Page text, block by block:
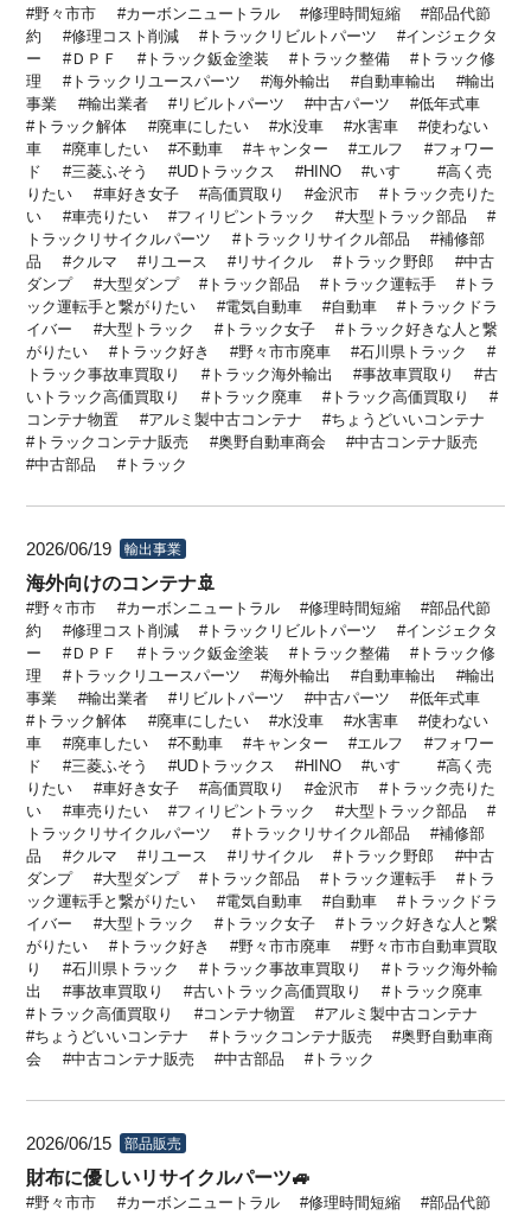
野々市市 カーボンニュートラル 修理時間短縮
部品代節
約
修理コスト削減 トラックリビルトパーツ
インジェクタ
ー
ＤＰＦ トラック鈑金塗装 トラック整備
トラック修
理
トラックリユースパーツ 海外輸出 自動車輸出
輸出
事業
輸出業者 リビルトパーツ 中古パーツ
低年式車
トラック解体
廃車にしたい 水没車 水害車
使わない
車
廃車したい 不動車 キャンター エルフ
フォワー
ド
三菱ふそう UDトラックス HINO いすゞ
高く売
りたい
車好き女子 高価買取り 金沢市
トラック売りた
い
車売りたい フィリピントラック
大型トラック部品
トラックリサイクルパーツ
トラックリサイクル部品
補修部
品
クルマ リユース リサイクル トラック野郎
中古
ダンプ
大型ダンプ トラック部品 トラック運転手
トラ
ック運転手と繋がりたい
電気自動車 自動車
トラックドラ
イバー
大型トラック トラック女子
トラック好きな人と繋
がりたい
トラック好き 野々市市廃車
石川県トラック
トラック事故車買取り
トラック海外輸出 事故車買取り
古
いトラック高価買取り
トラック廃車
トラック高価買取り
コンテナ物置
アルミ製中古コンテナ
ちょうどいいコンテナ
トラックコンテナ販売
奥野自動車商会
中古コンテナ販売
中古部品
トラック
2026/06/19 輸出事業
海外向けのコンテナ🚢
野々市市 カーボンニュートラル 修理時間短縮
部品代節
約
修理コスト削減 トラックリビルトパーツ
インジェクタ
ー
ＤＰＦ トラック鈑金塗装 トラック整備
トラック修
理
トラックリユースパーツ 海外輸出 自動車輸出
輸出
事業
輸出業者 リビルトパーツ 中古パーツ
低年式車
トラック解体
廃車にしたい 水没車 水害車
使わない
車
廃車したい 不動車 キャンター エルフ
フォワー
ド
三菱ふそう UDトラックス HINO いすゞ
高く売
りたい
車好き女子 高価買取り 金沢市
トラック売りた
い
車売りたい フィリピントラック
大型トラック部品
トラックリサイクルパーツ
トラックリサイクル部品
補修部
品
クルマ リユース リサイクル トラック野郎
中古
ダンプ
大型ダンプ トラック部品 トラック運転手
トラ
ック運転手と繋がりたい
電気自動車 自動車
トラックドラ
イバー
大型トラック トラック女子
トラック好きな人と繋
がりたい
トラック好き 野々市市廃車
野々市市自動車買取
り
石川県トラック トラック事故車買取り
トラック海外輸
出
事故車買取り 古いトラック高価買取り
トラック廃車
トラック高価買取り
コンテナ物置
アルミ製中古コンテナ
ちょうどいいコンテナ
トラックコンテナ販売
奥野自動車商
会
中古コンテナ販売 中古部品 トラック
2026/06/15 部品販売
財布に優しいリサイクルパーツ🚙
野々市市 カーボンニュートラル 修理時間短縮
部品代節